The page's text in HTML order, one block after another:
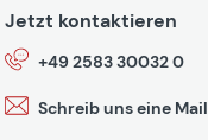
Jetzt kontaktieren
+49 2583 30032 0
Schreib uns eine Mail